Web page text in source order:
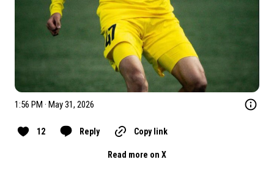
1:56 PM · May 31, 2026
12 Reply Copy link
Read more on X